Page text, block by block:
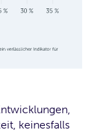
keinesfalls